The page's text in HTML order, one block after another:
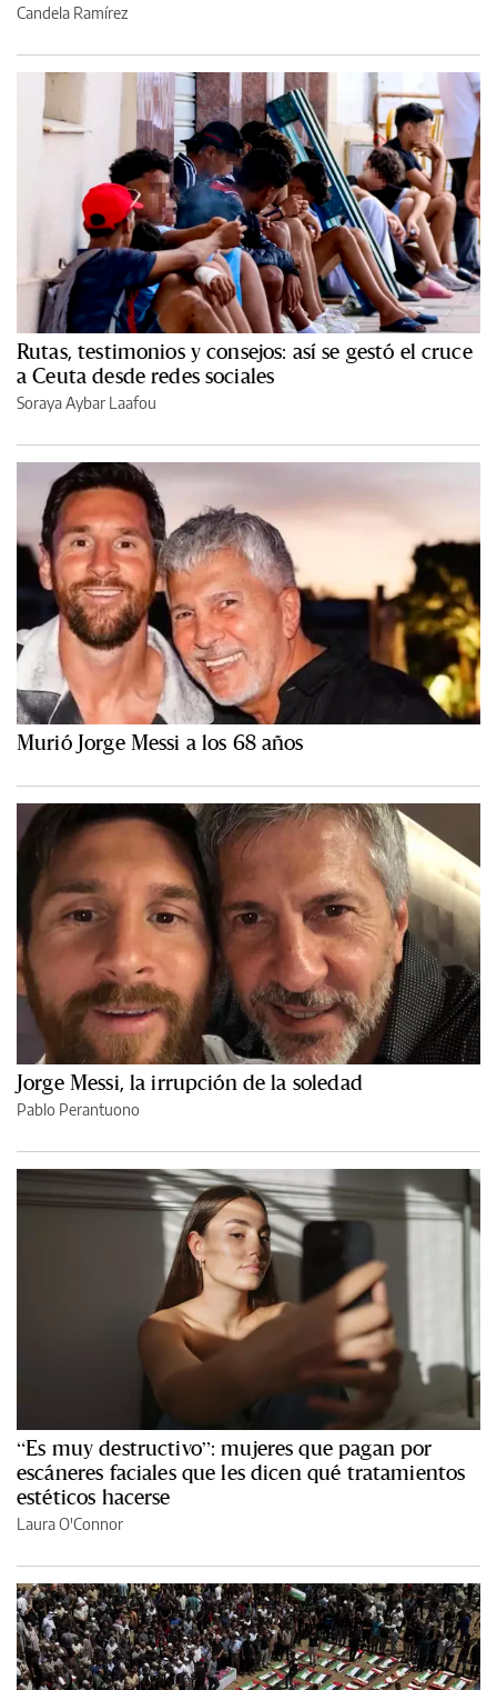
Candela Ramírez
Rutas, testimonios y consejos: así se gestó el cruce
a Ceuta desde redes sociales
Soraya Aybar Laafou
Murió Jorge Messi a los 68 años
Jorge Messi, la irrupción de la soledad
Pablo Perantuono
“Es muy destructivo”: mujeres que pagan por
escáneres faciales que les dicen qué tratamientos
estéticos hacerse
Laura O'Connor